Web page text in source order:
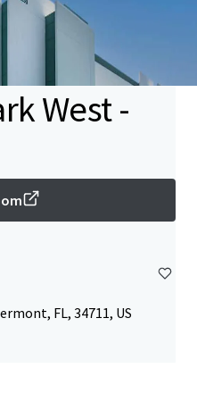
West -
FL, 34711, US